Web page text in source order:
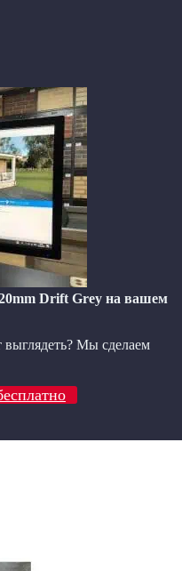
Drift Grey на вашем
выглядеть? Мы сделаем